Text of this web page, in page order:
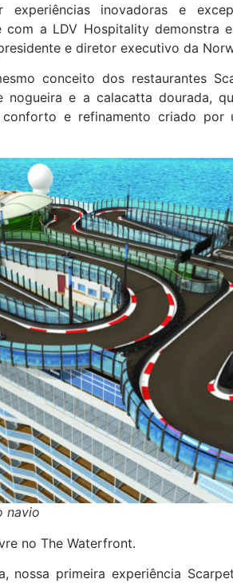
experiências inovadoras e
com a LDV Hospitality demonstra
e diretor executivo da
conceito dos restaurantes
nogueira e a calacatta dourada,
conforto e refinamento criado por
navio
no The Waterfront.
nossa primeira experiência